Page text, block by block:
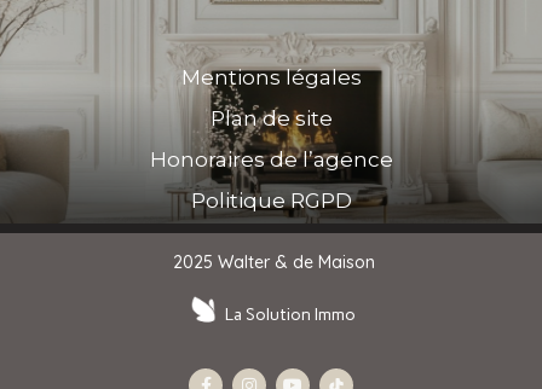
Mentions légales
Plan de site
Honoraires de l’agence
Politique RGPD
2025 Walter & de Maison
La Solution Immo